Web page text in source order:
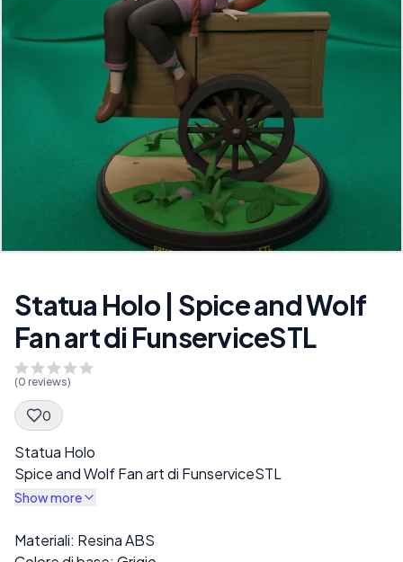
Statua Holo | Spice and Wolf
Fan art di FunserviceSTL
(0 reviews)
0
Spec Description
Statua Holo
Spice and Wolf Fan art di FunserviceSTL
Show more
Description
Materiali: Resina ABS